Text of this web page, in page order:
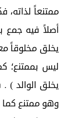
ممتنعاً
أصلاً فيه جمع
يخلق مخلوقاً
ليس بممتنع؛
يخلق الوالد )
وهو ممتنع